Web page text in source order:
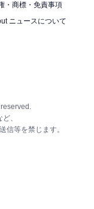
・商標・免責事項
ニュースについて
、
信等を禁じます。